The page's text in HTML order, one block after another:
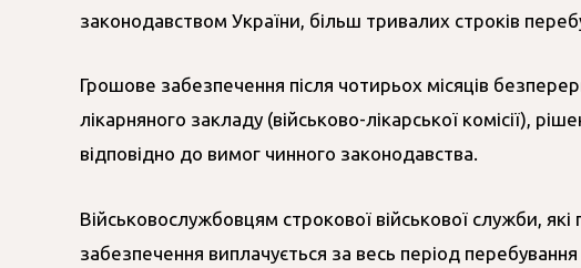
законодавством України, більш тривалих строків
Грошове забезпечення після чотирьох місяців
лікарняного закладу (військово-лікарської комісії),
відповідно до вимог чинного законодавства.
Військовослужбовцям строкової військової служби,
забезпечення виплачується за весь період перебування